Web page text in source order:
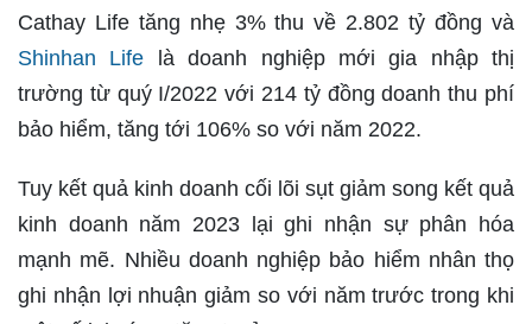
Cathay Life tăng nhẹ 3% thu về 2.802 tỷ đồng và
Shinhan Life là doanh nghiệp mới gia nhập thị
trường từ quý I/2022 với 214 tỷ đồng doanh thu phí
bảo hiểm, tăng tới 106% so với năm 2022.
Tuy kết quả kinh doanh cối lõi sụt giảm song kết quả
kinh doanh năm 2023 lại ghi nhận sự phân hóa
mạnh mẽ. Nhiều doanh nghiệp bảo hiểm nhân thọ
ghi nhận lợi nhuận giảm so với năm trước trong khi